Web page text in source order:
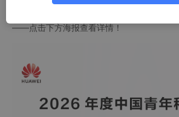
——点击下方海报查看详情！